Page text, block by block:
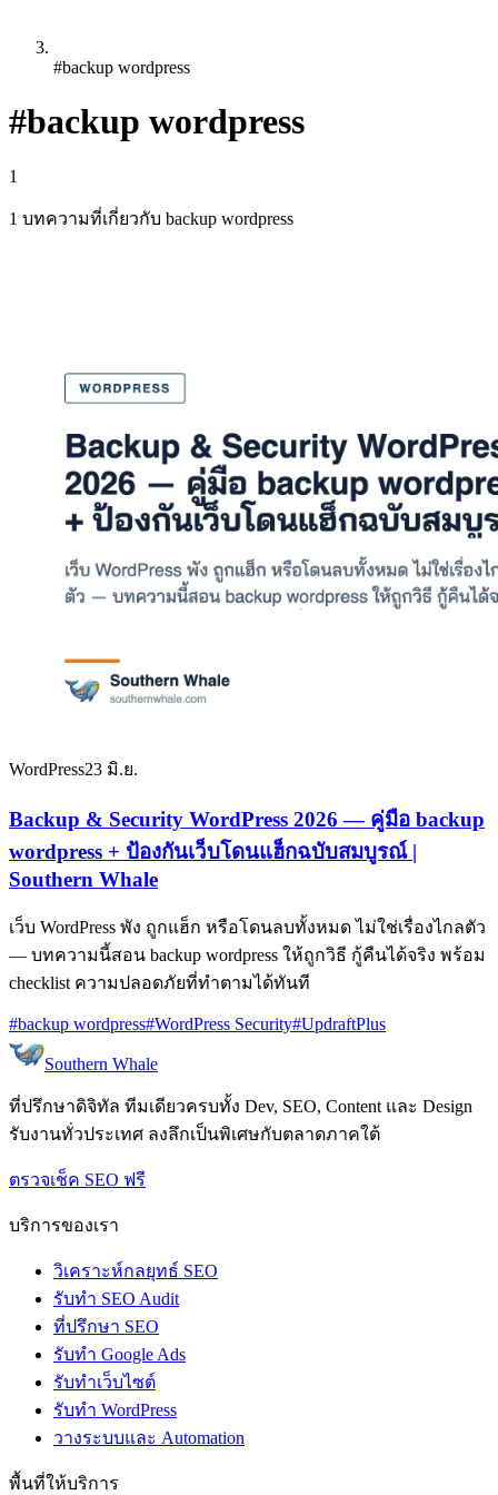
#backup wordpress
#backup wordpress
1
1 บทความที่เกี่ยวกับ backup wordpress
WordPress23 มิ.ย.
Backup & Security WordPress 2026 — คู่มือ backup
wordpress + ป้องกันเว็บโดนแฮ็กฉบับสมบูรณ์ |
Southern Whale
เว็บ WordPress พัง ถูกแฮ็ก หรือโดนลบทั้งหมด ไม่ใช่เรื่องไกลตัว
— บทความนี้สอน backup wordpress ให้ถูกวิธี กู้คืนได้จริง พร้อม
checklist ความปลอดภัยที่ทำตามได้ทันที
#backup wordpress#WordPress Security#UpdraftPlus
Southern Whale
ที่ปรึกษาดิจิทัล ทีมเดียวครบทั้ง Dev, SEO, Content และ Design
รับงานทั่วประเทศ ลงลึกเป็นพิเศษกับตลาดภาคใต้
ตรวจเช็ค SEO ฟรี
บริการของเรา
วิเคราะห์กลยุทธ์ SEO
รับทำ SEO Audit
ที่ปรึกษา SEO
รับทำ Google Ads
รับทำเว็บไซต์
รับทำ WordPress
วางระบบและ Automation
พื้นที่ให้บริการ